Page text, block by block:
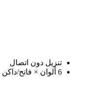
تنزيل دون اتصال
6 ألوان × فاتح/داكن